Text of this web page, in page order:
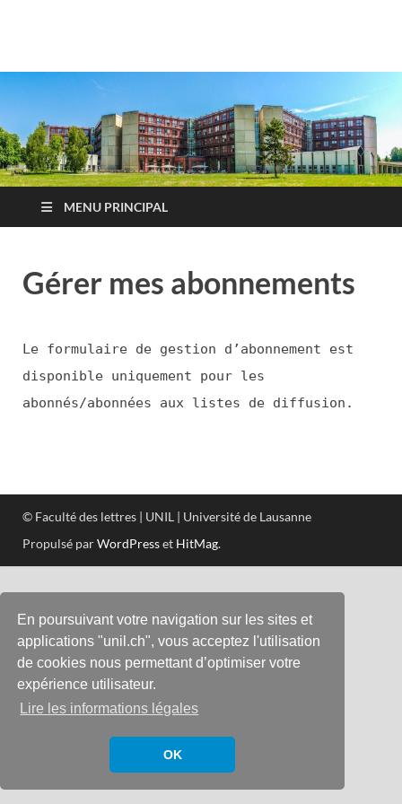
En poursuivant votre navigation sur les sites et
applications "unil.ch", vous acceptez l'utilisation
de cookies nous permettant d’optimiser votre
expérience utilisateur.
Lire les informations légales
OK
Infolettres Unités
MENU PRINCIPAL
Gérer mes abonnements
Le formulaire de gestion d’abonnement est
disponible uniquement pour les
abonnés/abonnées aux listes de diffusion.
© Faculté des lettres | UNIL | Université de Lausanne
Propulsé parWordPresset HitMag.